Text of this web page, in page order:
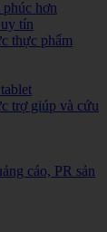
hơn
tín
thực phẩm
trợ giúp và cứu
cáo, PR sản